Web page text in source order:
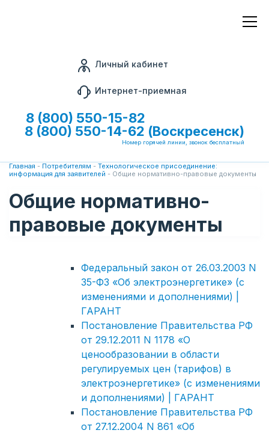
Личный кабинет
Интернет-приемная
8 (800) 550-15-82
8 (800) 550-14-62 (Воскресенск)
Номер горячей линии, звонок бесплатный
Главная - Потребителям - Технологическое присоединение:
информация для заявителей - Общие нормативно-правовые документы
Общие нормативно-
правовые документы
Федеральный закон от 26.03.2003 N
35-ФЗ «Об электроэнергетике» (с
изменениями и дополнениями) |
ГАРАНТ
Постановление Правительства РФ
от 29.12.2011 N 1178 «О
ценообразовании в области
регулируемых цен (тарифов) в
электроэнергетике» (с изменениями
и дополнениями) | ГАРАНТ
Постановление Правительства РФ
от 27.12.2004 N 861 «Об